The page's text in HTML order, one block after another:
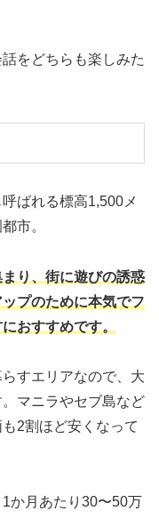
をどちらも楽しみた
ばれる標高1,500メ
市。
り、街に遊びの誘惑
プのために本気でフ
おすすめです。
すエリアなので、大
マニラやセブ島など
2割ほど安くなって
か月あたり30〜50万